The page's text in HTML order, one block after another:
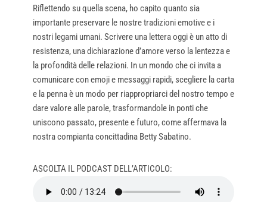
Riflettendo su quella scena, ho capito quanto sia
importante preservare le nostre tradizioni emotive e i
nostri legami umani. Scrivere una lettera oggi è un atto di
resistenza, una dichiarazione d’amore verso la lentezza e
la profondità delle relazioni. In un mondo che ci invita a
comunicare con emoji e messaggi rapidi, scegliere la carta
e la penna è un modo per riappropriarci del nostro tempo e
dare valore alle parole, trasformandole in ponti che
uniscono passato, presente e futuro, come affermava la
nostra compianta concittadina Betty Sabatino.
ASCOLTA IL PODCAST DELL’ARTICOLO: